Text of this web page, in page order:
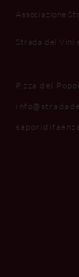
Associazione
Strada dei Vini
P.zza del